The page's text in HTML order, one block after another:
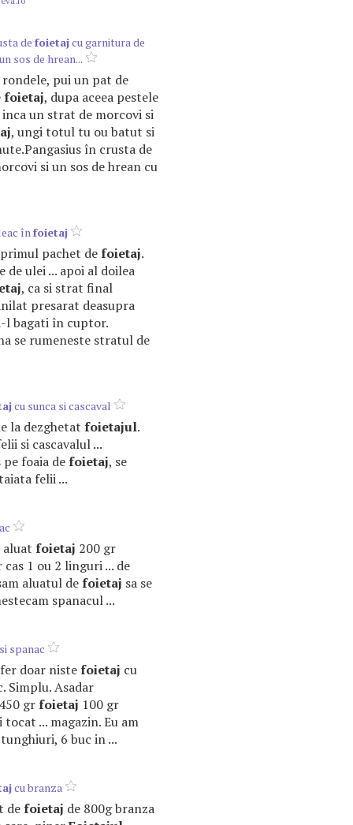
de foietajcu garnitura de
sos de hrean...
pui un pat de
foietaj, dupa aceea pestele
un strat de morcovi si
, ungi totul tu ou batut si
în crusta de
si un sos de hrean cu
înfoietaj
pachet defoietaj.
de ulei ... apoi al doilea
, ca si strat final
presarat deasupra
l bagati în cuptor.
se rumeneste stratul de
cu sunca si cascaval
la dezghetat foietajul.
si cascavalul ...
foaia defoietaj, se
felii ...
foietaj 200 gr
1 ou 2 linguri ... de
aluatul defoietaj sa se
spanacul ...
spanac
doar nistefoietaj cu
Simplu. Asadar
grfoietaj 100 gr
... magazin. Eu am
6 buc in ...
cu branza
defoietaj de 800g branza